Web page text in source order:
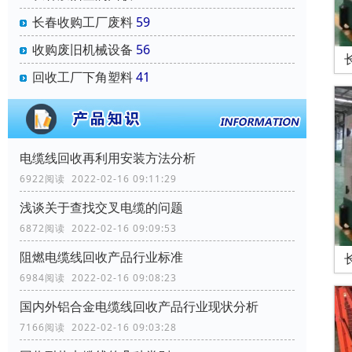
长春收购工厂废料 59
收购废旧机械设备 56
回收工厂下角塑料41
电缆线回收再利用安装方法分析
6922阅读 2022-02-16 09:11:29
浅谈关于查找交叉电缆的问题
6872阅读 2022-02-16 09:09:53
阻燃电缆线回收产品行业标准
6984阅读 2022-02-16 09:08:23
国内外铝合金电缆线回收产品行业现状分析
7166阅读 2022-02-16 09:03:28